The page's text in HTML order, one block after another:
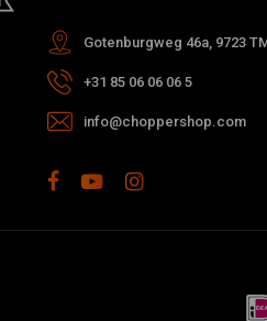
Gotenburgweg 46a, 9723
+31 85 06 06 06 5
info@choppershop.com